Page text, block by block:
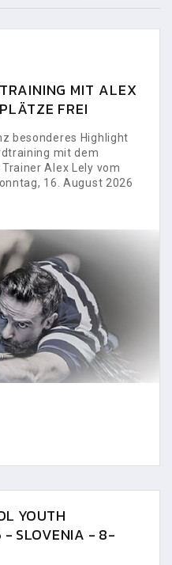
MIT ALEX
FREI
besonderes Highlight
mit dem
Alex Lely vom
16. August 2026
YOUTH
- SLOVENIA - 8-